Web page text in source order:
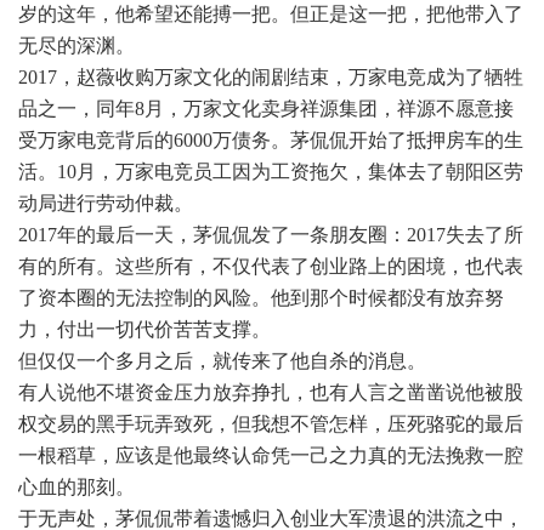
岁的这年，他希望还能搏一把。但正是这一把，把他带入了
无尽的深渊。
2017，赵薇收购万家文化的闹剧结束，万家电竞成为了牺牲
品之一，同年8月，万家文化卖身祥源集团，祥源不愿意接
受万家电竞背后的6000万债务。茅侃侃开始了抵押房车的生
活。10月，万家电竞员工因为工资拖欠，集体去了朝阳区劳
动局进行劳动仲裁。
2017年的最后一天，茅侃侃发了一条朋友圈：2017失去了所
有的所有。这些所有，不仅代表了创业路上的困境，也代表
了资本圈的无法控制的风险。他到那个时候都没有放弃努
力，付出一切代价苦苦支撑。
但仅仅一个多月之后，就传来了他自杀的消息。
有人说他不堪资金压力放弃挣扎，也有人言之凿凿说他被股
权交易的黑手玩弄致死，但我想不管怎样，压死骆驼的最后
一根稻草，应该是他最终认命凭一己之力真的无法挽救一腔
心血的那刻。
于无声处，茅侃侃带着遗憾归入创业大军溃退的洪流之中，